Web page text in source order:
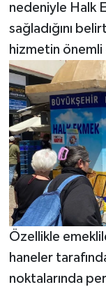
nedeniyle Halk
sağladığını
hizmetin
Özellikle
haneler
noktalarında